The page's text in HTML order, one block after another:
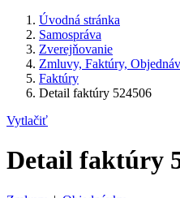
Úvodná stránka
Samospráva
Zverejňovanie
Zmluvy, Faktúry,
Faktúry
Detail faktúry 524506
Vytlačiť
Detail faktúry